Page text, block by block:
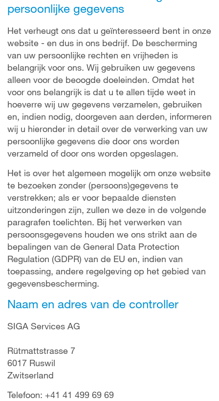
persoonlijke gegevens
Het verheugt ons dat u geïnteresseerd bent in onze
website - en dus in ons bedrijf. De bescherming
van uw persoonlijke rechten en vrijheden is
belangrijk voor ons. Wij gebruiken uw gegevens
alleen voor de beoogde doeleinden. Omdat het
voor ons belangrijk is dat u te allen tijde weet in
hoeverre wij uw gegevens verzamelen, gebruiken
en, indien nodig, doorgeven aan derden, informeren
wij u hieronder in detail over de verwerking van uw
persoonlijke gegevens die door ons worden
verzameld of door ons worden opgeslagen.
Het is over het algemeen mogelijk om onze website
te bezoeken zonder (persoons)gegevens te
verstrekken; als er voor bepaalde diensten
uitzonderingen zijn, zullen we deze in de volgende
paragrafen toelichten. Bij het verwerken van
persoonsgegevens houden we ons strikt aan de
bepalingen van de General Data Protection
Regulation (GDPR) van de EU en, indien van
toepassing, andere regelgeving op het gebied van
gegevensbescherming.
Naam en adres van de controller
SIGA Services AG
Rütmattstrasse 7
6017 Ruswil
Zwitserland
Telefoon: +41 41 499 69 69